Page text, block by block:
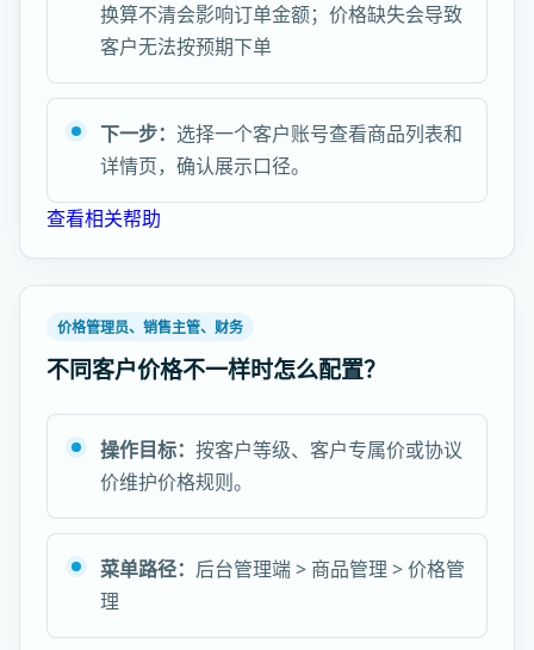
换算不清会影响订单金额；价格缺失会导致
客户无法按预期下单
下一步： 选择一个客户账号查看商品列表和
详情页，确认展示口径。
查看相关帮助
价格管理员、销售主管、财务
不同客户价格不一样时怎么配置？
操作目标： 按客户等级、客户专属价或协议
价维护价格规则。
菜单路径： 后台管理端 > 商品管理 > 价格管
理